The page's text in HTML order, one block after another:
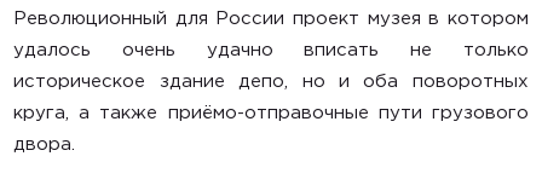
Революционный для России проект музея в котором
удалось очень удачно вписать не только
историческое здание депо, но и оба поворотных
круга, а также приёмо-отправочные пути грузового
двора.